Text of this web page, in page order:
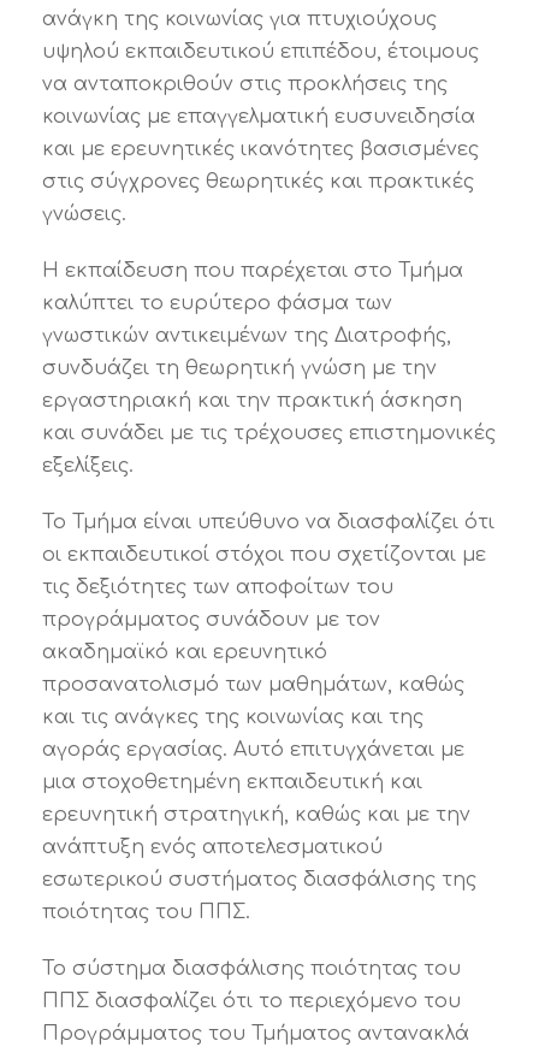
ανάγκη της κοινωνίας για πτυχιούχους
υψηλού εκπαιδευτικού επιπέδου, έτοιμους
να ανταποκριθούν στις προκλήσεις της
κοινωνίας με επαγγελματική ευσυνειδησία
και με ερευνητικές ικανότητες βασισμένες
στις σύγχρονες θεωρητικές και πρακτικές
γνώσεις.
Η εκπαίδευση που παρέχεται στο Τμήμα
καλύπτει το ευρύτερο φάσμα των
γνωστικών αντικειμένων της Διατροφής,
συνδυάζει τη θεωρητική γνώση με την
εργαστηριακή και την πρακτική άσκηση
και συνάδει με τις τρέχουσες επιστημονικές
εξελίξεις.
Το Τμήμα είναι υπεύθυνο να διασφαλίζει ότι
οι εκπαιδευτικοί στόχοι που σχετίζονται με
τις δεξιότητες των αποφοίτων του
προγράμματος συνάδουν με τον
ακαδημαϊκό και ερευνητικό
προσανατολισμό των μαθημάτων, καθώς
και τις ανάγκες της κοινωνίας και της
αγοράς εργασίας. Αυτό επιτυγχάνεται με
μια στοχοθετημένη εκπαιδευτική και
ερευνητική στρατηγική, καθώς και με την
ανάπτυξη ενός αποτελεσματικού
εσωτερικού συστήματος διασφάλισης της
ποιότητας του ΠΠΣ.
Το σύστημα διασφάλισης ποιότητας του
ΠΠΣ διασφαλίζει ότι το περιεχόμενο του
Προγράμματος του Τμήματος αντανακλά